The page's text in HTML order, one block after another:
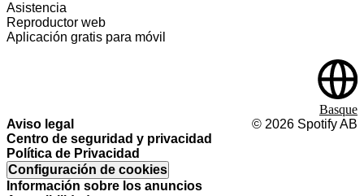
Asistencia
Reproductor web
Aplicación gratis para móvil
Aviso legal
Centro de seguridad y privacidad
Política de Privacidad
Configuración de cookies
Información sobre los anuncios
© 2026 Spotify AB
Basque